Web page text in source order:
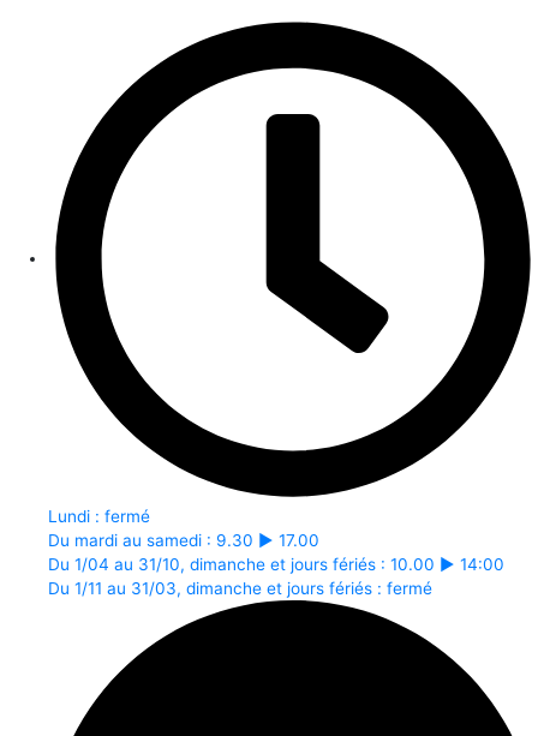
Lundi : fermé
Du mardi au samedi : 9.30 ► 17.00
Du 1/04 au 31/10, dimanche et jours fériés : 10.00 ► 14:00
Du 1/11 au 31/03, dimanche et jours fériés : fermé